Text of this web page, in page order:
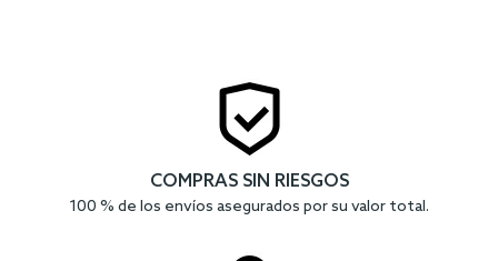
COMPRAS SIN RIESGOS
100 % de los envíos asegurados por su valor total.